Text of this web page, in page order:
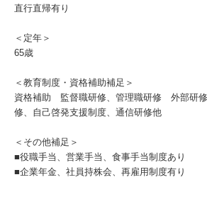
直行直帰有り
＜定年＞
65歳
＜教育制度・資格補助補足＞
資格補助 監督職研修、管理職研修 外部研
修、自己啓発支援制度、通信研修他
＜その他補足＞
■役職手当、営業手当、食事手当制度あり
■企業年金、社員持株会、再雇用制度有り